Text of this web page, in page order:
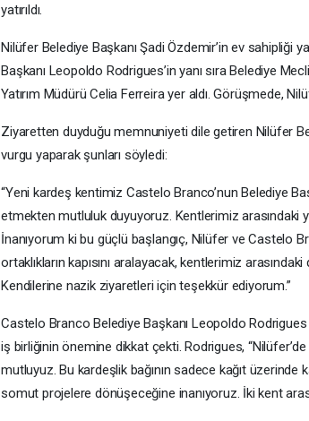
yatırıldı.
Nilüfer Belediye Başkanı Şadi Özdemir’in ev sahipliği
Başkanı Leopoldo Rodrigues’in yanı sıra Belediye
Yatırım Müdürü Celia Ferreira yer aldı. Görüşmede,
Ziyaretten duyduğu memnuniyeti dile getiren Nilüfer
vurgu yaparak şunları söyledi:
“Yeni kardeş kentimiz Castelo Branco’nun Belediye
etmekten mutluluk duyuyoruz. Kentlerimiz arasındaki
İnanıyorum ki bu güçlü başlangıç, Nilüfer ve Castelo
ortaklıkların kapısını aralayacak, kentlerimiz
Kendilerine nazik ziyaretleri için teşekkür ediyorum.”
Castelo Branco Belediye Başkanı Leopoldo
iş birliğinin önemine dikkat çekti. Rodrigues,
mutluyuz. Bu kardeşlik bağının sadece kağıt
somut projelere dönüşeceğine inanıyoruz. İki kent